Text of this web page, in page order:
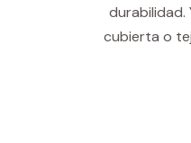
durabilidad.
cubierta o